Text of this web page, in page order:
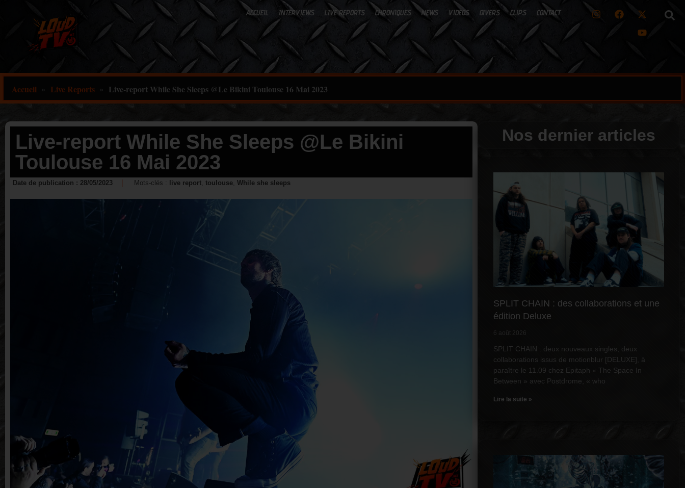
ACCUEIL INTERVIEWS LIVE REPORTS CHRONIQUES NEWS VIDEOS DIVERS CLIPS CONTACT
Accueil » Live Reports » Live-report While She Sleeps @Le Bikini Toulouse 16 Mai 2023
Live-report While She Sleeps @Le Bikini
Toulouse 16 Mai 2023
Date de publication : 28/05/2023 Mots-clés : live report, toulouse, While she sleeps
Nos dernier articles
SPLIT CHAIN : des collaborations et une
édition Deluxe
6 août 2026
SPLIT CHAIN : deux nouveaux singles, deux
collaborations issus de motionblur [DELUXE], à
paraître le 11.09 chez Epitaph « The Space In
Between » avec Postdrome, « who
Lire la suite »